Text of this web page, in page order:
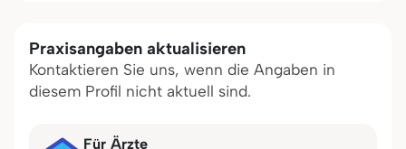
Praxisangaben aktualisieren
Kontaktieren Sie uns, wenn die Angaben in
diesem Profil nicht aktuell sind.
Für Ärzte